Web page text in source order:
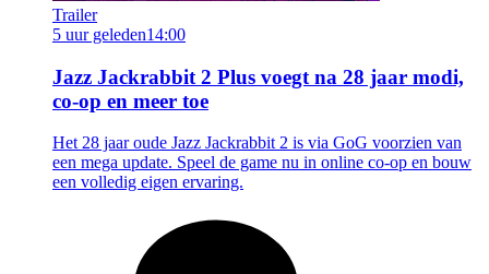
Trailer
5 uur geleden14:00
Jazz Jackrabbit 2 Plus voegt na 28 jaar modi,
co-op en meer toe
Het 28 jaar oude Jazz Jackrabbit 2 is via GoG voorzien van
een mega update. Speel de game nu in online co-op en bouw
een volledig eigen ervaring.